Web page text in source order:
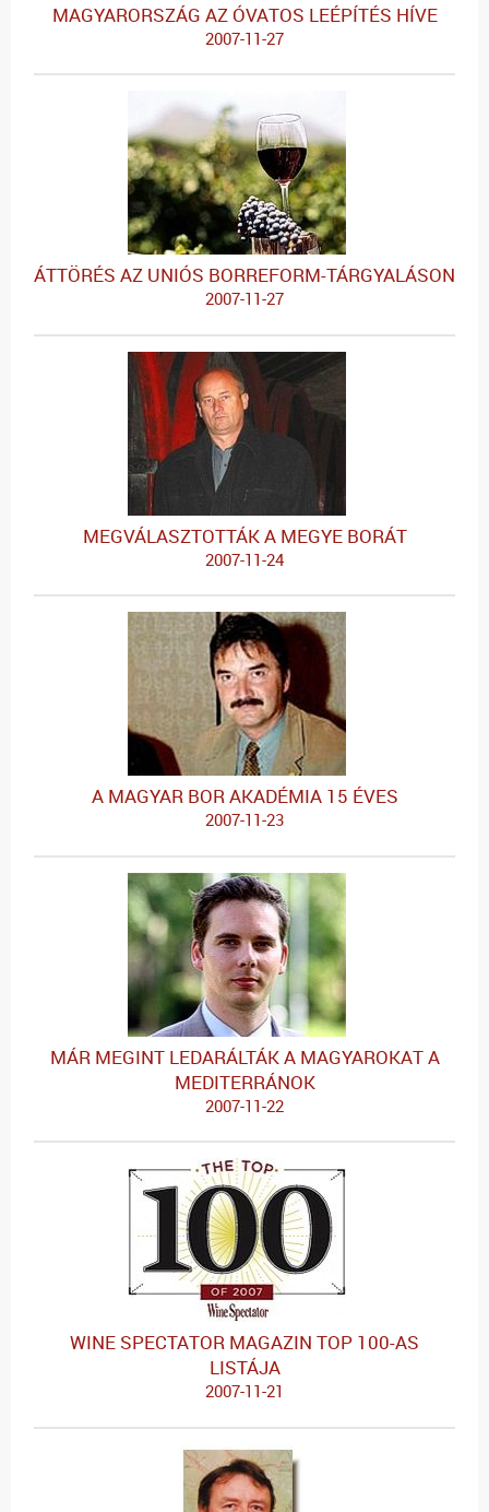
MAGYARORSZÁG AZ ÓVATOS LEÉPÍTÉS HÍVE
2007-11-27
ÁTTÖRÉS AZ UNIÓS BORREFORM-TÁRGYALÁSON
2007-11-27
MEGVÁLASZTOTTÁK A MEGYE BORÁT
2007-11-24
A MAGYAR BOR AKADÉMIA 15 ÉVES
2007-11-23
MÁR MEGINT LEDARÁLTÁK A MAGYAROKAT A
MEDITERRÁNOK
2007-11-22
WINE SPECTATOR MAGAZIN TOP 100-AS
LISTÁJA
2007-11-21